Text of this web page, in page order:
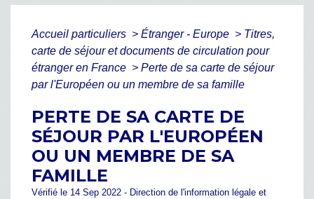
Accueil particuliers > Étranger - Europe > Titres,
carte de séjour et documents de circulation pour
étranger en France > Perte de sa carte de séjour
par l'Européen ou un membre de sa famille
PERTE DE SA CARTE DE
SÉJOUR PAR L'EUROPÉEN
OU UN MEMBRE DE SA
FAMILLE
Vérifié le 14 Sep 2022 - Direction de l'information légale et